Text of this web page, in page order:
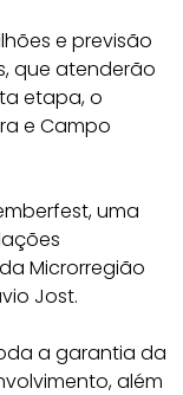
e previsão
que atenderão
etapa, o
e Campo
uma
Microrregião
Jost.
a garantia da
além